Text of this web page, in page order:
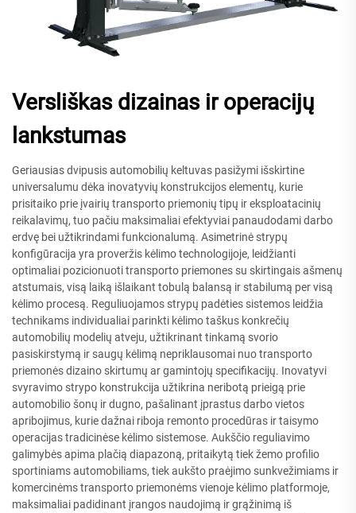
Versliškas dizainas ir operacijų
lankstumas
Geriausias dvipusis automobilių keltuvas pasižymi išskirtine
universalumu dėka inovatyvių konstrukcijos elementų, kurie
prisitaiko prie įvairių transporto priemonių tipų ir eksploatacinių
reikalavimų, tuo pačiu maksimaliai efektyviai panaudodami darbo
erdvę bei užtikrindami funkcionalumą. Asimetrinė strypų
konfigūracija yra proveržis kėlimo technologijoje, leidžianti
optimaliai pozicionuoti transporto priemones su skirtingais ašmenų
atstumais, visą laiką išlaikant tobulą balansą ir stabilumą per visą
kėlimo procesą. Reguliuojamos strypų padėties sistemos leidžia
technikams individualiai parinkti kėlimo taškus konkrečių
automobilių modelių atveju, užtikrinant tinkamą svorio
pasiskirstymą ir saugų kėlimą nepriklausomai nuo transporto
priemonės dizaino skirtumų ar gamintojų specifikacijų. Inovatyvi
svyravimo strypo konstrukcija užtikrina neribotą prieigą prie
automobilio šonų ir dugno, pašalinant įprastus darbo vietos
apribojimus, kurie dažnai riboja remonto procedūras ir taisymo
operacijas tradicinėse kėlimo sistemose. Aukščio reguliavimo
galimybės apima plačią diapazoną, pritaikytą tiek žemo profilio
sportiniams automobiliams, tiek aukšto praėjimo sunkvežimiams ir
komercinėms transporto priemonėms vienoje kėlimo platformoje,
maksimaliai padidinant įrangos naudojimą ir grąžinimą iš